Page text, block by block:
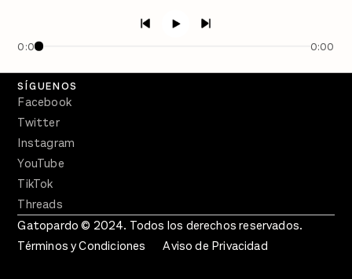
0:00 0:00
Crecer en Distopía
SÍGUENOS
Facebook
Twitter
Instagram
YouTube
TikTok
Threads
Gatopardo © 2024. Todos los derechos reservados.
Términos y Condiciones
Aviso de Privacidad